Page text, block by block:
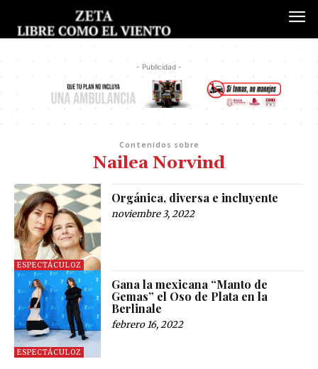
- Publicidad -
Contenidos sobre
Nailea Norvind
ESPECTÁCULOZ
Orgánica, diversa e incluyente
noviembre 3, 2022
ESPECTÁCULOZ
Gana la mexicana “Manto de
Gemas” el Oso de Plata en la
Berlinale
febrero 16, 2022